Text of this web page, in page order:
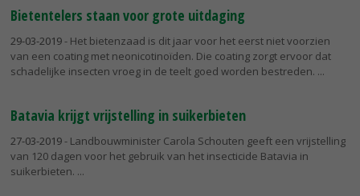
Bietentelers staan voor grote uitdaging
29-03-2019- Het bietenzaad is dit jaar voor het eerst niet voorzien
van een coating met neonicotinoïden. Die coating zorgt ervoor dat
schadelijke insecten vroeg in de teelt goed worden bestreden.
Batavia krijgt vrijstelling in suikerbieten
27-03-2019- Landbouwminister Carola Schouten geeft een vrijstelling
van 120 dagen voor het gebruik van het insecticide Batavia in
suikerbieten.